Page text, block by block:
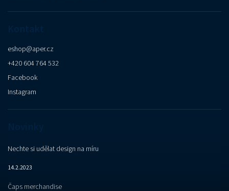
eshop@aper.cz
+420 604 764 532
Facebook
Instagram
Nechte si udělat design na míru
14.2.2023
Čaps merchandise